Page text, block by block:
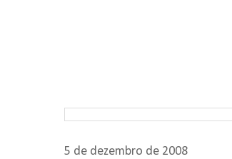
5 de dezembro de 2008